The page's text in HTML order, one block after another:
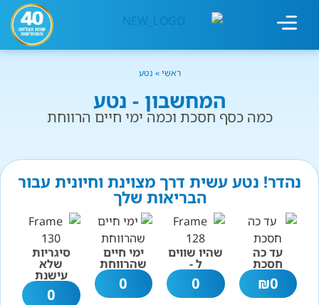
ראשי» נטע
המחשבון - נטע
כמה כסף חסכת וכמה ימי חיים הרווחת
נהדר! נטע עשית דרך מצוינת וחיונית עבור
הבריאות שלך
עד כה
חסכת
0
₪
שהיו שווים
ל -
0
ימי חיים
שהרווחת
0
סיגריות
שלא
עישנת
0